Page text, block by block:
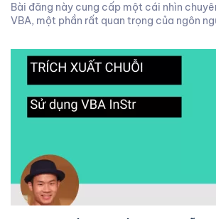
Bài đăng này cung cấp một cái nhìn
VBA, một phần rất quan trọng của ngôn